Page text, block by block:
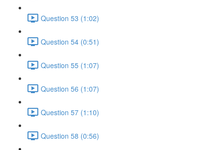
Question 53 (1:02)
Question 54 (0:51)
Question 55 (1:07)
Question 56 (1:07)
Question 57 (1:10)
Question 58 (0:56)